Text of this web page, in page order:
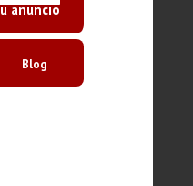
anuncio
Blog